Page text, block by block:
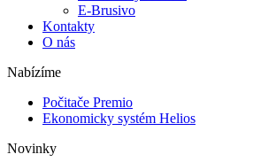
E-Brusivo
Kontakty
O nás
Nabízíme
Počitače Premio
Ekonomicky systém Helios
Novinky